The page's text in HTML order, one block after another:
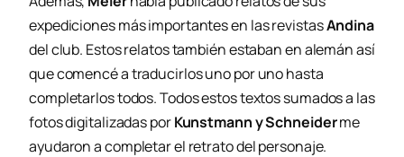
expediciones más importantes en las revistasAndina
del club. Estos relatos también estaban en alemán así
que comencé a traducirlos uno por uno hasta
completarlos todos. Todos estos textos sumados a las
fotos digitalizadas porKunstmann y Schneiderme
ayudaron a completar el retrato del personaje.